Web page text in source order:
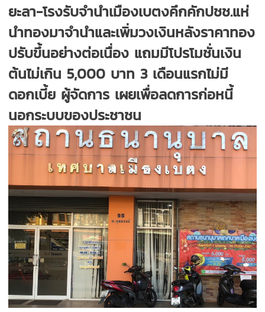
ยะลา-โรงรับจำนำเมืองเบตงคึกคักปชช.แห่
นำทองมาจำนำและเพิ่มวงเงินหลังราคาทอง
ปรับขึ้นอย่างต่อเนื่อง แถมมีโปรโมชั่นเงิน
ต้นไม่เกิน 5,000 บาท 3 เดือนแรกไม่มี
ดอกเบี้ย ผู้จัดการ เผยเพื่อลดการก่อหนี้
นอกระบบของประชาชน